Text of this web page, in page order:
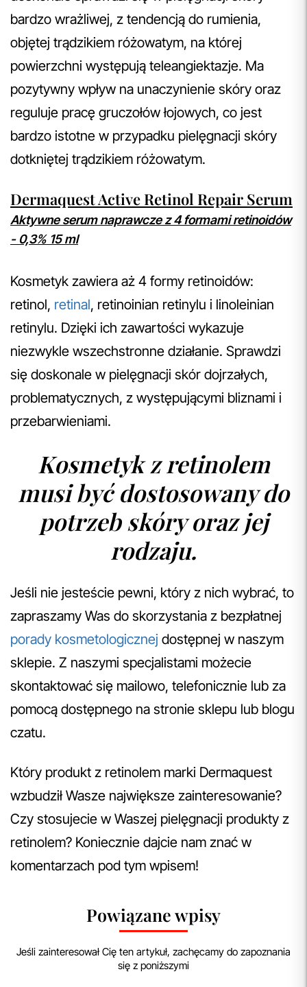
bardzo wrażliwej, z tendencją do rumienia,
objętej trądzikiem różowatym, na której
powierzchni występują teleangiektazje. Ma
pozytywny wpływ na unaczynienie skóry oraz
reguluje pracę gruczołów łojowych, co jest
bardzo istotne w przypadku pielęgnacji skóry
dotkniętej trądzikiem różowatym.
Dermaquest Active Retinol Repair Serum
Aktywne serum naprawcze z 4 formami retinoidów
- 0,3% 15 ml
Kosmetyk zawiera aż 4 formy retinoidów:
retinol, retinal, retinoinian retinylu i linoleinian
retinylu. Dzięki ich zawartości wykazuje
niezwykle wszechstronne działanie. Sprawdzi
się doskonale w pielęgnacji skór dojrzałych,
problematycznych, z występującymi bliznami i
przebarwieniami.
Kosmetyk z retinolem
musi być dostosowany do
potrzeb skóry oraz jej
rodzaju.
Jeśli nie jesteście pewni, który z nich wybrać, to
zapraszamy Was do skorzystania z bezpłatnej
porady kosmetologicznej dostępnej w naszym
sklepie. Z naszymi specjalistami możecie
skontaktować się mailowo, telefonicznie lub za
pomocą dostępnego na stronie sklepu lub blogu
czatu.
Który produkt z retinolem marki Dermaquest
wzbudził Wasze największe zainteresowanie?
Czy stosujecie w Waszej pielęgnacji produkty z
retinolem? Koniecznie dajcie nam znać w
komentarzach pod tym wpisem!
Powiązane wpisy
Jeśli zainteresował Cię ten artykuł, zachęcamy do zapoznania
się z poniższymi